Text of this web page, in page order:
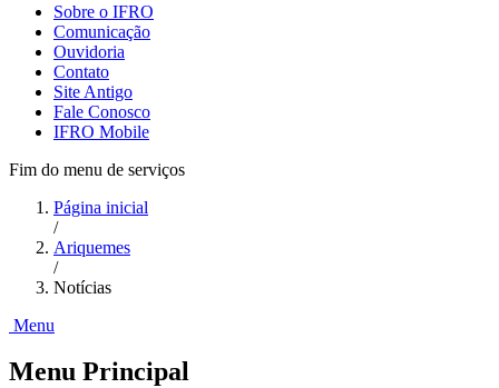
Sobre o IFRO
Comunicação
Ouvidoria
Contato
Site Antigo
Fale Conosco
IFRO Mobile
Fim do menu de serviços
Página inicial
/
Ariquemes
/
Notícias
Menu
Menu Principal